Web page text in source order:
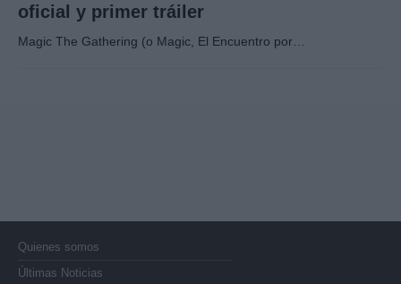
oficial y primer tráiler
Magic The Gathering (o Magic, El Encuentro por…
Quienes somos
Últimas Noticias